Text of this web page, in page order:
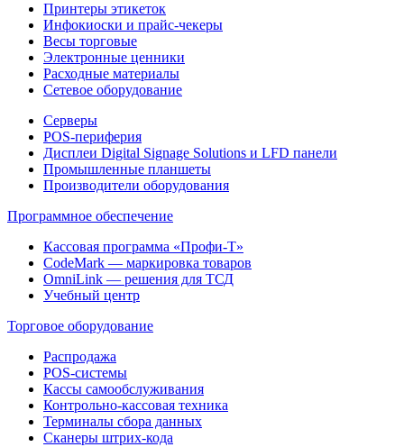
Принтеры этикеток
Инфокиоски и прайс-чекеры
Весы торговые
Электронные ценники
Расходные материалы
Сетевое оборудование
Серверы
POS-периферия
Дисплеи Digital Signage Solutions и LFD панели
Промышленные планшеты
Производители оборудования
Программное обеспечение
Кассовая программа «Профи-Т»
CodeMark — маркировка товаров
OmniLink — решения для ТСД
Учебный центр
Торговое оборудование
Распродажа
POS-системы
Кассы самообслуживания
Контрольно-кассовая техника
Терминалы сбора данных
Сканеры штрих-кода